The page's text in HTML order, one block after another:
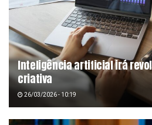
Inteligência artificial irá
criativa
26/03/2026 - 10:19